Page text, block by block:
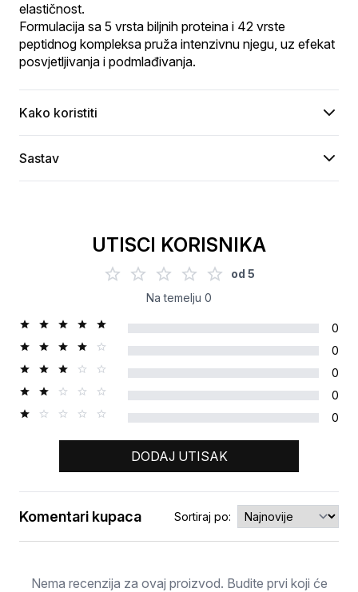
elastičnost.
Formulacija sa 5 vrsta biljnih proteina i 42 vrste
peptidnog kompleksa pruža intenzivnu njegu, uz efekat
posvjetljivanja i podmlađivanja.
Kako koristiti
Sastav
UTISCI KORISNIKA
od 5
Na temelju 0
0
0
0
0
0
DODAJ UTISAK
Ocjena
Komentari kupaca Sortiraj po:
Nema recenzija za ovaj proizvod. Budite prvi koji će